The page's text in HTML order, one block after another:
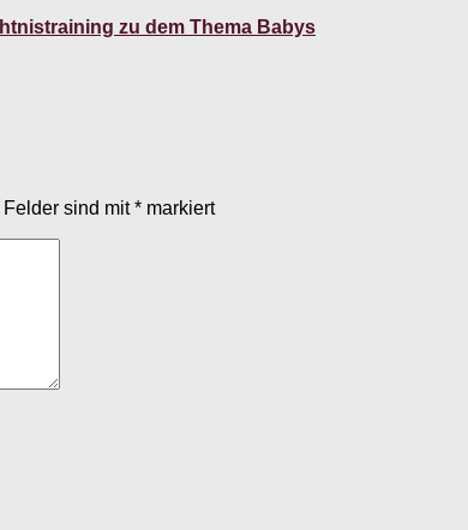
zu dem Thema Babys
sind mit* markiert